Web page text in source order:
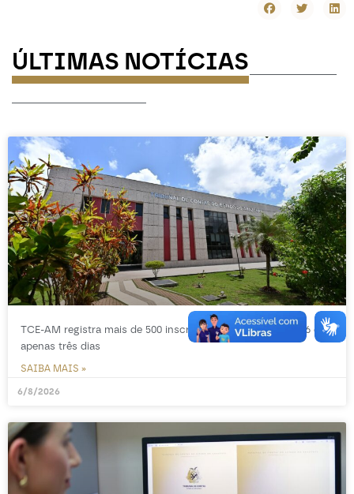
ÚLTIMAS NOTÍCIAS
-----------------
TCE-AM registra mais de 500 inscrições para o Profac 2026 em
apenas três dias
SAIBA MAIS »
6/8/2026